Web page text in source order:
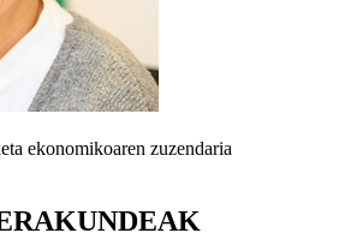
ekonomikoaren zuzendaria